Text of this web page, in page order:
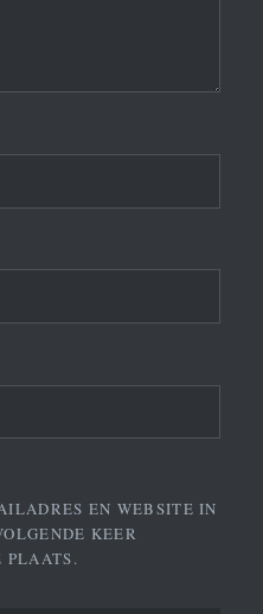
EN WEBSITE IN
KEER
PLAATS.